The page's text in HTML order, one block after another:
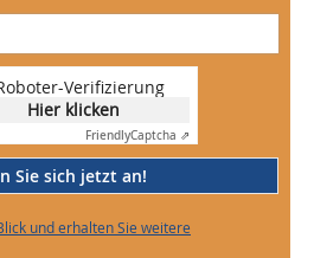
Verifizierung
Hier klicken
FriendlyCaptcha ⇗
Sie sich jetzt an!
und erhalten Sie weitere